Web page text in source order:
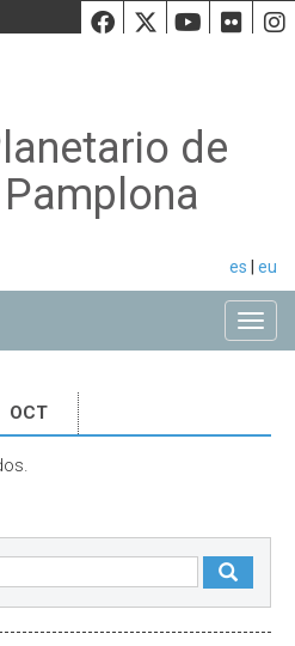
Facebook
Twiiter
de
Pamplona
es eu
OCT